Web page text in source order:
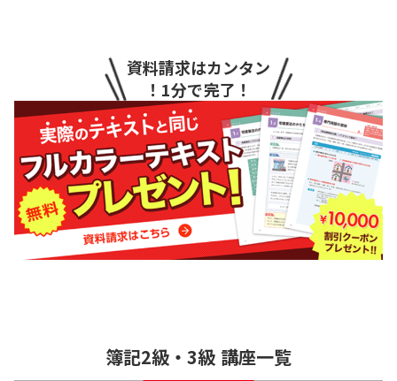
資料請求はカンタン
！1分で完了！
簿記2級・3級 講座一覧